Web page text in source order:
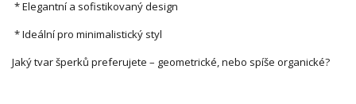
* Elegantní a sofistikovaný design
* Ideální pro minimalistický styl
Jaký tvar šperků preferujete – geometrické, nebo spíše organické?